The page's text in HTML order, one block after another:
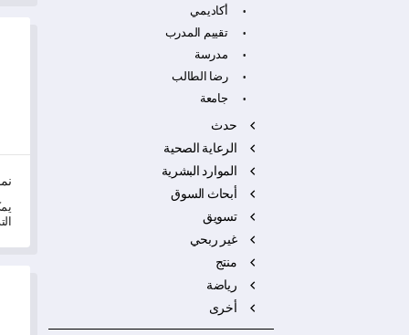
أكاديمي
تقييم المدرب
مدرسة
رضا الطالب
جامعة
حدث
الرعاية الصحية
الموارد البشرية
أبحاث السوق
تسويق
غير ربحي
منتج
رياضة
أخرى